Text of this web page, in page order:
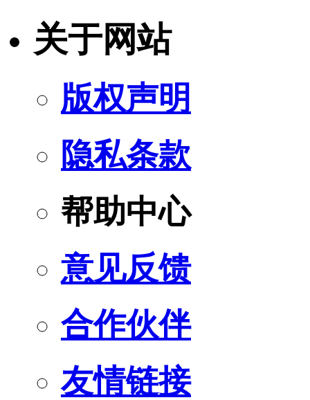
关于网站
版权声明
隐私条款
帮助中心
意见反馈
合作伙伴
友情链接